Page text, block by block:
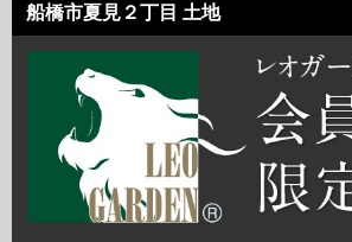
船橋市夏見２丁目 土地